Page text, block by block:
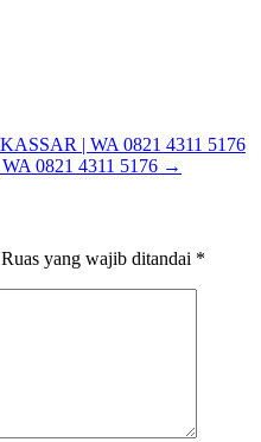
| WA 0821 4311 5176
0821 4311 5176 →
Ruas yang wajib ditandai *